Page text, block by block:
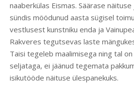
naaberkülas Eismas. Säärase
sündis möödunud aasta sügisel
vestlusest kunstniku enda ja
Rakveres tegutsevas laste
Taisi tegeleb maalimisega ning tal
seljataga, ei jäänud tegemata
isikutööde näituse ülespanekuks.